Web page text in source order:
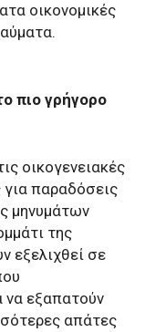
οικονομικές
πιο γρήγορο
οικογενειακές
για παραδόσεις
μηνυμάτων
της
εξελιχθεί σε
να εξαπατούν
απάτες